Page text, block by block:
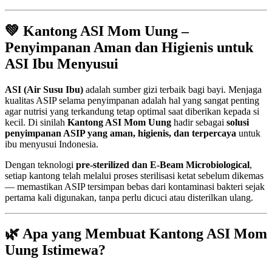
💚 Kantong ASI Mom Uung –
Penyimpanan Aman dan Higienis untuk
ASI Ibu Menyusui
ASI (Air Susu Ibu) adalah sumber gizi terbaik bagi bayi. Menjaga
kualitas ASIP selama penyimpanan adalah hal yang sangat penting
agar nutrisi yang terkandung tetap optimal saat diberikan kepada si
kecil. Di sinilah Kantong ASI Mom Uung hadir sebagai solusi
penyimpanan ASIP yang aman, higienis, dan terpercaya untuk
ibu menyusui Indonesia.
Dengan teknologi pre-sterilized dan E-Beam Microbiological,
setiap kantong telah melalui proses sterilisasi ketat sebelum dikemas
— memastikan ASIP tersimpan bebas dari kontaminasi bakteri sejak
pertama kali digunakan, tanpa perlu dicuci atau disterilkan ulang.
🌿 Apa yang Membuat Kantong ASI Mom
Uung Istimewa?